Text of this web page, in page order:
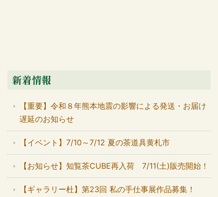
新着情報
【重要】令和８年熊本地震の影響による発送・お届け
遅延のお知らせ
【イベント】7/10～7/12 夏の茶道具黄札市
【お知らせ】知覧茶CUBE再入荷 7/11(土)販売開始！
【ギャラリー杜】第23回 私の手仕事展作品募集！